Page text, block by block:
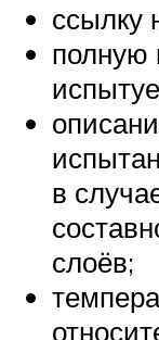
ссылку
полную
в
слоёв;